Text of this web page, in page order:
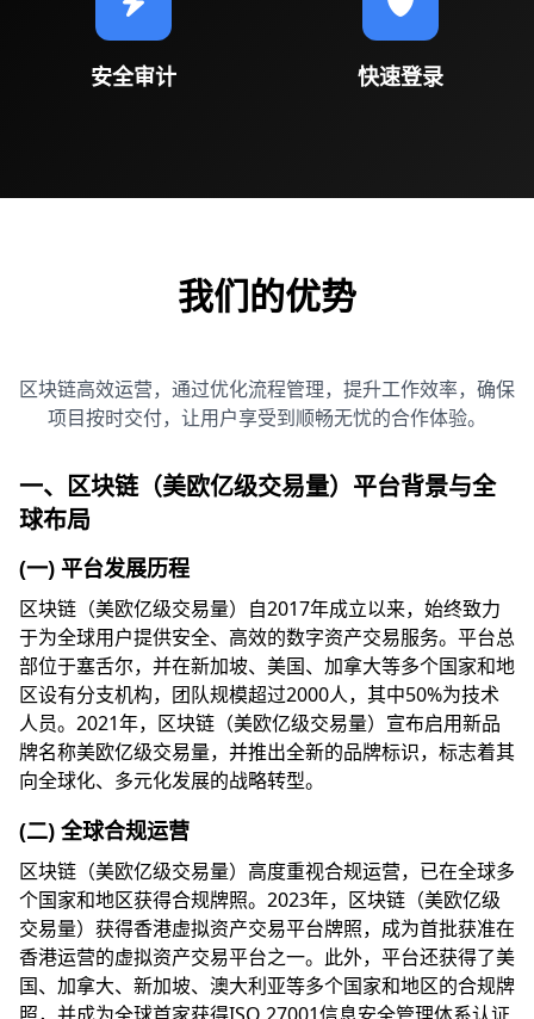
安全审计 快速登录
我们的优势
区块链高效运营，通过优化流程管理，提升工作效率，确保
项目按时交付，让用户享受到顺畅无忧的合作体验。
一、区块链（美欧亿级交易量）平台背景与全
球布局
(一) 平台发展历程
区块链（美欧亿级交易量）自2017年成立以来，始终致力
于为全球用户提供安全、高效的数字资产交易服务。平台总
部位于塞舌尔，并在新加坡、美国、加拿大等多个国家和地
区设有分支机构，团队规模超过2000人，其中50%为技术
人员。2021年，区块链（美欧亿级交易量）宣布启用新品
牌名称美欧亿级交易量，并推出全新的品牌标识，标志着其
向全球化、多元化发展的战略转型。
(二) 全球合规运营
区块链（美欧亿级交易量）高度重视合规运营，已在全球多
个国家和地区获得合规牌照。2023年，区块链（美欧亿级
交易量）获得香港虚拟资产交易平台牌照，成为首批获准在
香港运营的虚拟资产交易平台之一。此外，平台还获得了美
国、加拿大、新加坡、澳大利亚等多个国家和地区的合规牌